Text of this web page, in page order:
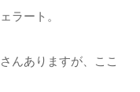
ラート。
んありますが、ここ